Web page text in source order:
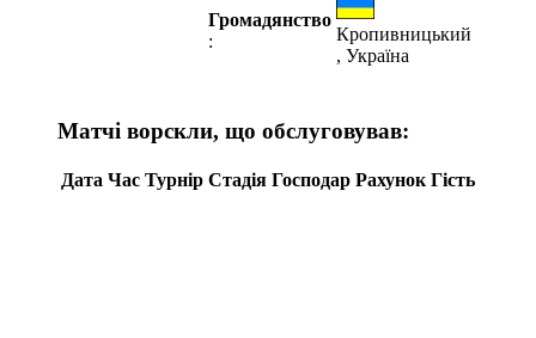
Громадянство
:
Кропивницький
, Україна
Матчі ворскли, що обслуговував:
Дата Час Турнір Стадія Господар Рахунок Гість